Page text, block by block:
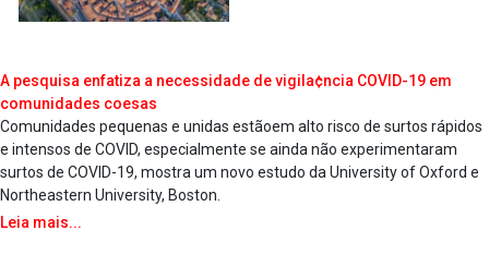
A pesquisa enfatiza a necessidade de vigila¢ncia COVID-19 em
comunidades coesas
Comunidades pequenas e unidas estãoem alto risco de surtos rápidos
e intensos de COVID, especialmente se ainda não experimentaram
surtos de COVID-19, mostra um novo estudo da University of Oxford e
Northeastern University, Boston.
Leia mais...